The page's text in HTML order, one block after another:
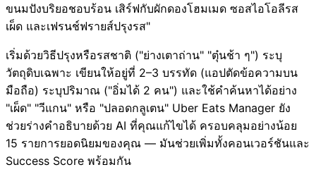
ขนมปังบริยอชอบร้อน เสิร์ฟกับผักดองโฮมเมด ซอสไอโอลีรส
เผ็ด และเฟรนช์ฟรายส์ปรุงรส"
เริ่มด้วยวิธีปรุงหรือรสชาติ ("ย่างเตาถ่าน" "ตุ๋นช้า ๆ") ระบุ
วัตถุดิบเฉพาะ เขียนให้อยู่ที่ 2–3 บรรทัด (แอปตัดข้อความบน
มือถือ) ระบุปริมาณ ("อิ่มได้ 2 คน") และใช้คำค้นหาได้อย่าง
"เผ็ด" "วีแกน" หรือ "ปลอดกลูเตน" Uber Eats Manager ยัง
ช่วยร่างคำอธิบายด้วย AI ที่คุณแก้ไขได้ ครอบคลุมอย่างน้อย
15 รายการยอดนิยมของคุณ — มันช่วยเพิ่มทั้งคอนเวอร์ชันและ
Success Score พร้อมกัน